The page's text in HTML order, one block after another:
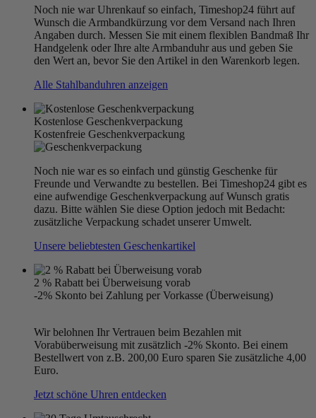
Noch nie war Uhrenkauf so einfach, Timeshop24 führt auf
Wunsch die Armbandkürzung vor dem Versand nach Ihren
Angaben durch. Messen Sie mit einem flexiblen Bandmaß Ihr
Handgelenk oder Ihre alte Armbanduhr aus und geben Sie
den Wert an, bevor Sie den Artikel in den Warenkorb legen.
Alle Stahlbanduhren anzeigen
Kostenlose Geschenkverpackung
Kostenfreie Geschenkverpackung
Noch nie war es so einfach und günstig Geschenke für
Freunde und Verwandte zu bestellen. Bei Timeshop24 gibt es
eine aufwendige Geschenkverpackung auf Wunsch gratis
dazu. Bitte wählen Sie diese Option jedoch mit Bedacht:
zusätzliche Verpackung schadet unserer Umwelt.
Unsere beliebtesten Geschenkartikel
2 % Rabatt bei Überweisung vorab
-2% Skonto bei Zahlung per Vorkasse (Überweisung)
Wir belohnen Ihr Vertrauen beim Bezahlen mit
Vorabüberweisung mit zusätzlich -2% Skonto. Bei einem
Bestellwert von z.B. 200,00 Euro sparen Sie zusätzliche 4,00
Euro.
Jetzt schöne Uhren entdecken